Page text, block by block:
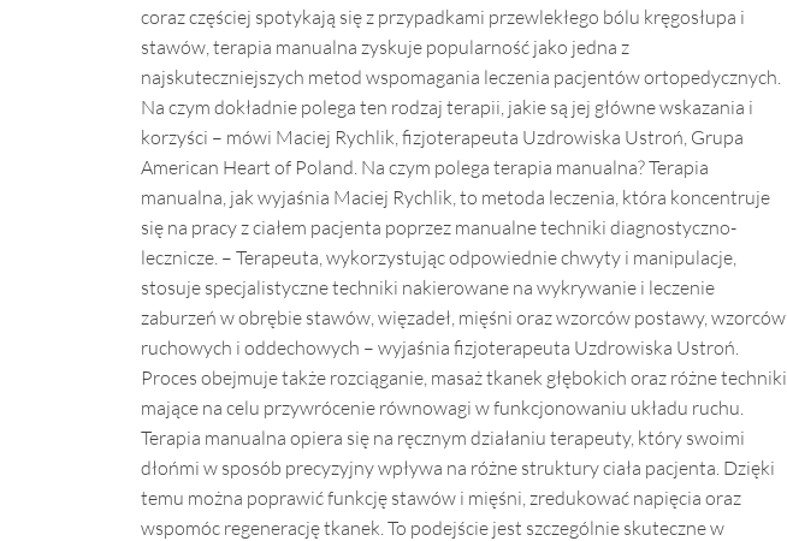
coraz częściej spotykają się z przypadkami przewlekłego bólu kręgosłupa i
stawów, terapia manualna zyskuje popularność jako jedna z
najskuteczniejszych metod wspomagania leczenia pacjentów ortopedycznych.
Na czym dokładnie polega ten rodzaj terapii, jakie są jej główne wskazania i
korzyści – mówi Maciej Rychlik, fizjoterapeuta Uzdrowiska Ustroń, Grupa
American Heart of Poland. Na czym polega terapia manualna? Terapia
manualna, jak wyjaśnia Maciej Rychlik, to metoda leczenia, która koncentruje
się na pracy z ciałem pacjenta poprzez manualne techniki diagnostyczno-
lecznicze. – Terapeuta, wykorzystując odpowiednie chwyty i manipulacje,
stosuje specjalistyczne techniki nakierowane na wykrywanie i leczenie
zaburzeń w obrębie stawów, więzadeł, mięśni oraz wzorców postawy, wzorców
ruchowych i oddechowych – wyjaśnia fizjoterapeuta Uzdrowiska Ustroń.
Proces obejmuje także rozciąganie, masaż tkanek głębokich oraz różne techniki
mające na celu przywrócenie równowagi w funkcjonowaniu układu ruchu.
Terapia manualna opiera się na ręcznym działaniu terapeuty, który swoimi
dłońmi w sposób precyzyjny wpływa na różne struktury ciała pacjenta. Dzięki
temu można poprawić funkcję stawów i mięśni, zredukować napięcia oraz
wspomóc regenerację tkanek. To podejście jest szczególnie skuteczne w